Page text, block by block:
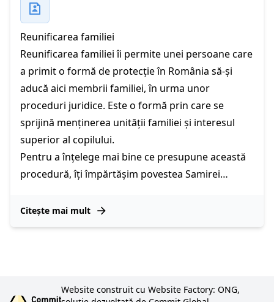
Reunificarea familiei
Reunificarea familiei îi permite unei persoane care
a primit o formă de protecție în România să-și
aducă aici membrii familiei, în urma unor
proceduri juridice. Este o formă prin care se
sprijină menținerea unității familiei și interesul
superior al copilului.
Pentru a înțelege mai bine ce presupune această
procedură, îți împărtășim povestea Samirei…
Citește mai mult
Website construit cu Website Factory: ONG,